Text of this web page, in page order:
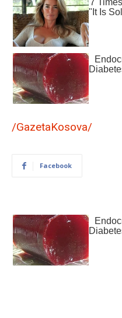
/GazetaKosova/
Facebook